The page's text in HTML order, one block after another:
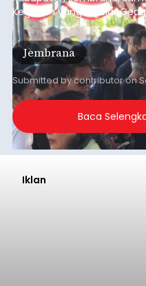
Kegiatan yang digelar
Soekarno ini memadukan
ekonomi masyarakat
mendapat antusiasme
transaksi mencapai
Jembrana
Submitted bycontributoron
Baca
Iklan